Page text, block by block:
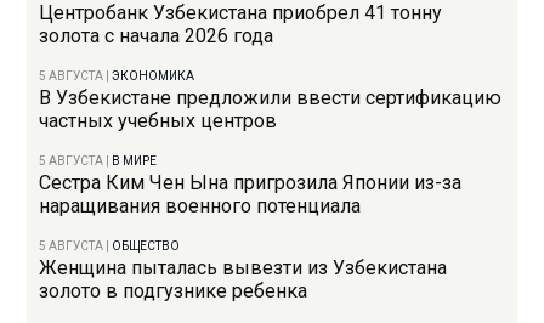
Центробанк Узбекистана приобрел 41 тонну
золота с начала 2026 года
5 АВГУСТА |ЭКОНОМИКА
В Узбекистане предложили ввести сертификацию
частных учебных центров
5 АВГУСТА В МИРЕ
Сестра Ким Чен Ына пригрозила Японии из-за
наращивания военного потенциала
5 АВГУСТА ОБЩЕСТВО
Женщина пыталась вывезти из Узбекистана
золото в подгузнике ребенка